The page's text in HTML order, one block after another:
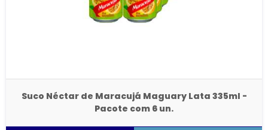
Suco Néctar de Maracujá Maguary Lata 335ml -
Pacote com 6 un.